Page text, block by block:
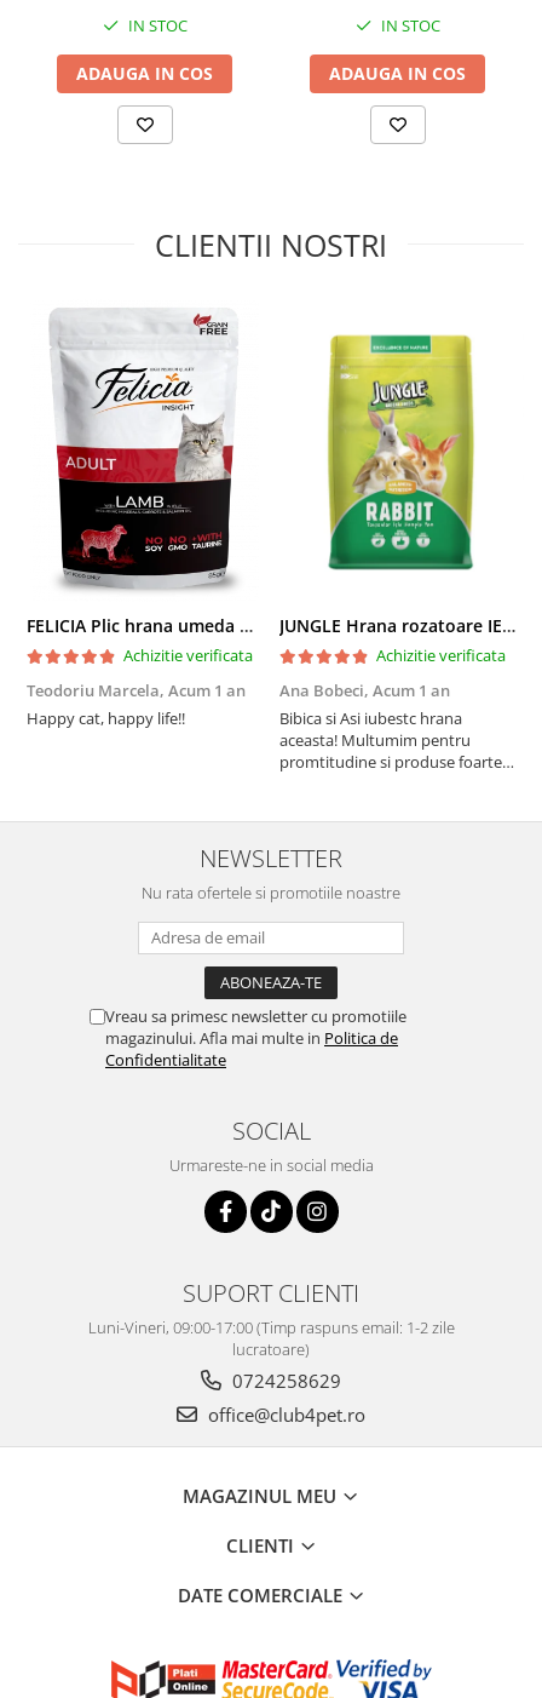
IN STOC
ADAUGA IN COS
IN STOC
ADAUGA IN COS
CLIENTII NOSTRI
FELICIA Plic hrana umeda pentru pisici adulte, cu Miel, Set 12x85g
Achizitie verificata
Teodoriu Marcela, Acum 1 an
Happy cat, happy life!!
JUNGLE Hrana rozatoare IEPURI 500g
Achizitie verificata
Ana Bobeci, Acum 1 an
Bibica si Asi iubestc hrana
aceasta! Multumim pentru
promtitudine si produse foarte
NEWSLETTER
Nu rata ofertele si promotiile noastre
Vreau sa primesc newsletter cu promotiile
magazinului. Afla mai multe in Politica de
Confidentialitate
SOCIAL
Urmareste-ne in social media
SUPORT CLIENTI
Luni-Vineri, 09:00-17:00 (Timp raspuns email: 1-2 zile
lucratoare)
0724258629
office@club4pet.ro
MAGAZINUL MEU
CLIENTI
DATE COMERCIALE